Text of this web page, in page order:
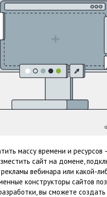
массу времени и
сайт на домене,
вебинара или какой-
конструкторы сайтов
вы сможете